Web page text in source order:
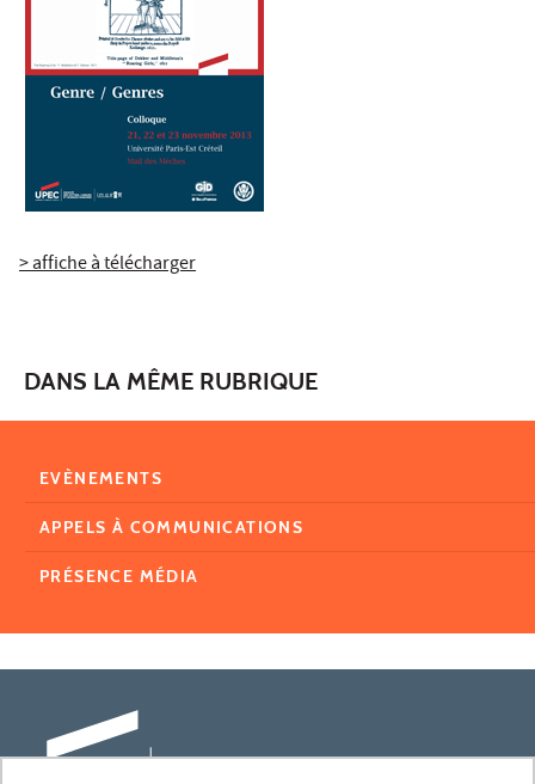
> affiche à télécharger
DANS LA MÊME RUBRIQUE
EVÈNEMENTS
APPELS À COMMUNICATIONS
PRÉSENCE MÉDIA